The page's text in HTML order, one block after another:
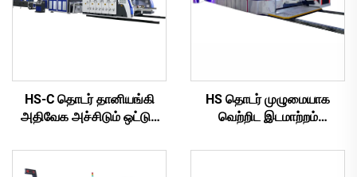
HS-C தொடர் தானியங்கி
அதிவேக அச்சிடும் ஒட்டும்
HS தொடர் முழுமையாக
வெற்றிட இடமாற்றம்
கணினிமயமாக்கப்பட்ட